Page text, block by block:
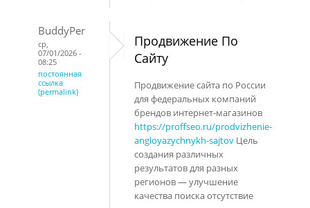
BuddyPer
ср,
07/01/2026 -
08:25
постоянная
ссылка
(permalink)
Продвижение По
Сайту
Продвижение сайта по России
для федеральных компаний
брендов интернет-магазинов
https://proffseo.ru/prodvizhenie-
angloyazychnykh-sajtov Цель
создания различных
результатов для разных
регионов — улучшение
качества поиска отсутствие